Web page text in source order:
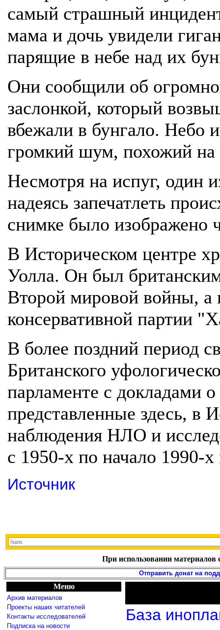
самый страшный
мама и дочь увидели
парящие в небе над их
Они сообщили об
заслонкой, который
вбежали в бунгало. Небо
громкий шум, похожий на
Несмотря на испуг, один
надеясь запечатлеть
снимке было изображено
В Историческом центре
Уолла. Он был
Второй мировой войны, а
консервативной партии
В более поздний период
Британского
парламенте с докладами
представленные здесь, в
наблюдения НЛО и
с 1950-х по начало 1990-х
Источник
При использовании материалов
Отправить донат на
Меню
Архив материалов
Проекты наших читателей
Контакты исследователей
Подписка на новости
База